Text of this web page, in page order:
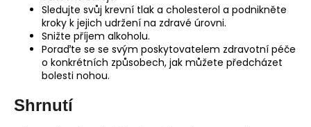
Sledujte svůj krevní tlak a cholesterol a podnikněte
kroky k jejich udržení na zdravé úrovni.
Snižte příjem alkoholu.
Poraďte se se svým poskytovatelem zdravotní péče
o konkrétních způsobech, jak můžete předcházet
bolesti nohou.
Shrnutí